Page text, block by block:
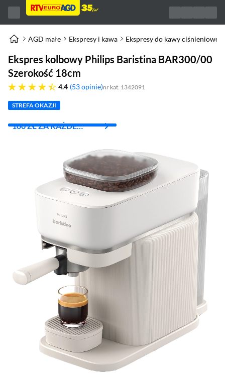
AGD małe Ekspresy i kawa Ekspresy do kawy ciśnieniowe
Ekspres kolbowy Philips Baristina BAR300/00
Szerokość 18cm
4.4
4.4 gwiazdek 53 opinie nr kat. 1342091
STREFA OKAZJI
100 ZŁ ZA KAŻDE